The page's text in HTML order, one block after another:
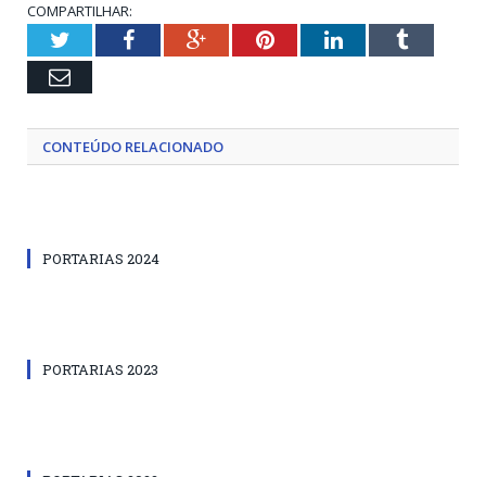
COMPARTILHAR:
TwitterFacebookGoogle+PinterestLinkedInTumblr
Email
CONTEÚDO RELACIONADO
PORTARIAS 2024
PORTARIAS 2023